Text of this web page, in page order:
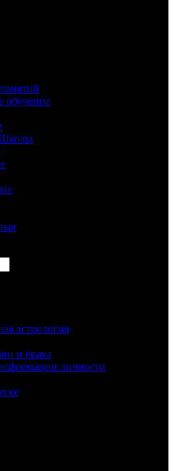
обучение
Школы
астрология
и брака
личности